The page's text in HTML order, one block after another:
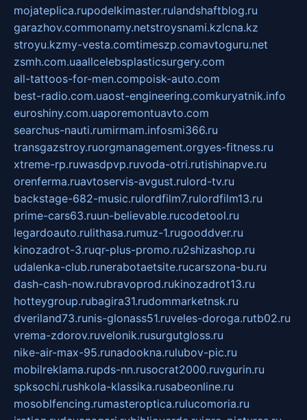
mojateplica.rupodelkimaster.rulandshaftblog.ru
garazhov.commonamy.netstroysnami.kzlcna.kz
stroyu.kzmy-vesta.comtimeszp.comavtoguru.net
zsmh.com.uaallcelebsplasticsurgery.com
all-tattoos-for-men.compoisk-auto.com
best-radio.com.uaost-engineering.comkuryatnik.info
euroshiny.com.uaporemontuavto.com
searchus-nauti.rumirmam.infosmi366.ru
transgazstroy.ruorgmanagement.orgyes-fitness.ru
xtreme-rp.ruwasdpvp.ruvoda-otri.rutishinapve.ru
orenferma.ruavtoservis-avgust.rulord-tv.ru
backstage-682-music.rulordfilm7.rulordfilm13.ru
prime-cars63.ruun-believable.rucodetool.ru
legardoauto.rulithasa.rumuz-1.rugooddver.ru
kinozadrot-3.ruqr-plus-promo.ru2shizashop.ru
udalenka-club.runerabotaetsite.rucarszona-bu.ru
dash-cash-now.rubravoprod.rukinozadrot13.ru
hotteygroup.rubagira31.rudommarketnsk.ru
dveriland73.runis-glonass51.ruveles-doroga.rutb02.ru
vrema-zdorov.ruvelonik.rusurgutgloss.ru
nike-air-max-95.runadookna.rulubov-pic.ru
mobilreklama.rupds-nn.rusocrat2000.ruvgurin.ru
spksochi.rushkola-klassika.rusabeonline.ru
mosoblfencing.rumasteroptica.rulucomoria.ru